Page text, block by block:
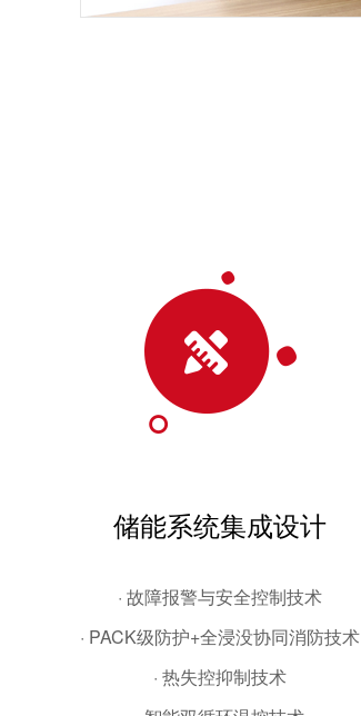
储能系统集成设计
· 故障报警与安全控制技术
· PACK级防护+全浸没协同消防技术
· 热失控抑制技术